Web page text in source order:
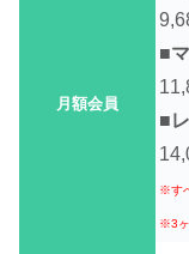
月額会員
■
■
※す
※3ヶ